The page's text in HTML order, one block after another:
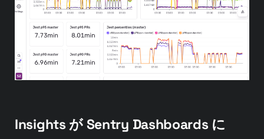
Insights が Sentry Dashboards に